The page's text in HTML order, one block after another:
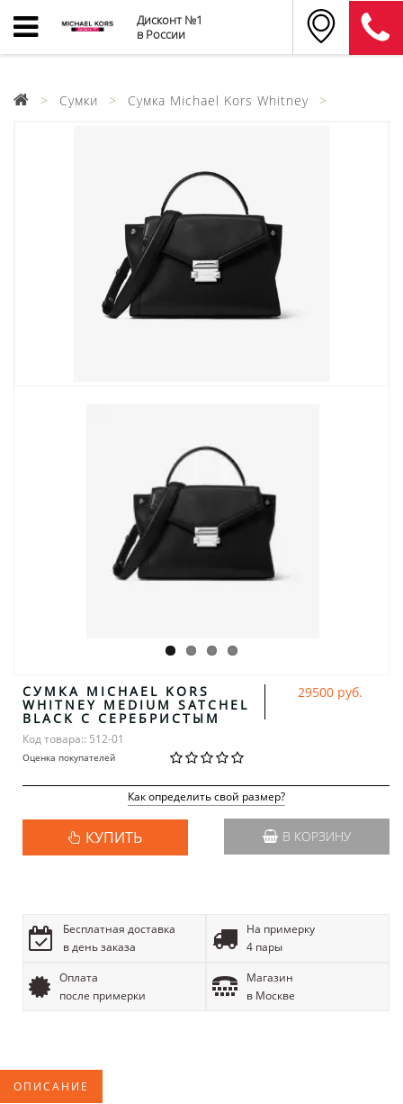
Дисконт №1
в России
Сумки Сумка Michael Kors Whitney
СУМКА MICHAEL KORS
WHITNEY MEDIUM SATCHEL
BLACK С СЕРЕБРИСТЫМ
Код товара:: 512-01
Оценка покупателей
29500 руб.
Как определить свой размер?
КУПИТЬ В КОРЗИНУ
Бесплатная доставка
в день заказа
На примерку
4 пары
Оплата
после примерки
Магазин
в Москве
ОПИСАНИЕ